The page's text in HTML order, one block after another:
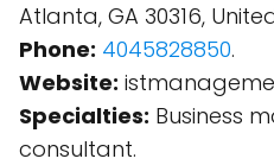
Atlanta, GA 30316,
Phone: 4045828850.
Website:
Specialties: Business
consultant.